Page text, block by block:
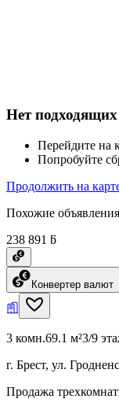
Нет
Перейдите на
Попробуйте
Продолжить на
Похожие объявления
238 891 ƃ
Конвертер валют
3 комн.69.1 м²3/9
г. Брест, ул.
Продажа